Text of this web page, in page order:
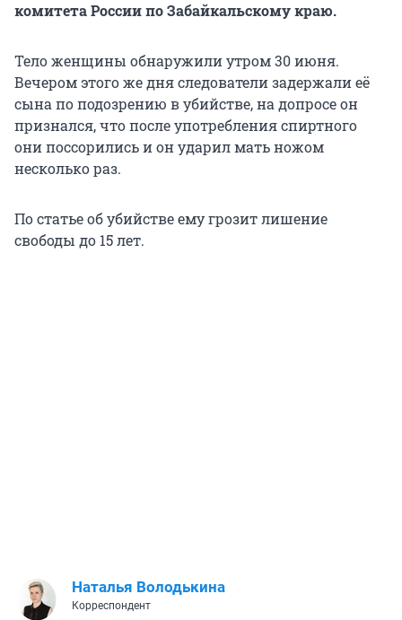
комитета России по Забайкальскому краю.
Тело женщины обнаружили утром 30 июня.
Вечером этого же дня следователи задержали её
сына по подозрению в убийстве, на допросе он
признался, что после употребления спиртного
они поссорились и он ударил мать ножом
несколько раз.
По статье об убийстве ему грозит лишение
свободы до 15 лет.
Наталья Володькина
Корреспондент